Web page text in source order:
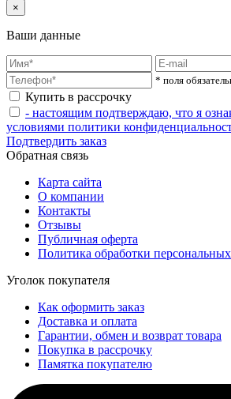
×
Ваши данные
* поля
Купить в рассрочку
- настоящим подтверждаю, что я
условиями политики
Подтвердить заказ
Обратная связь
Карта сайта
О компании
Контакты
Отзывы
Публичная оферта
Политика обработки
Уголок покупателя
Как оформить заказ
Доставка и оплата
Гарантии, обмен и возврат товара
Покупка в рассрочку
Памятка покупателю